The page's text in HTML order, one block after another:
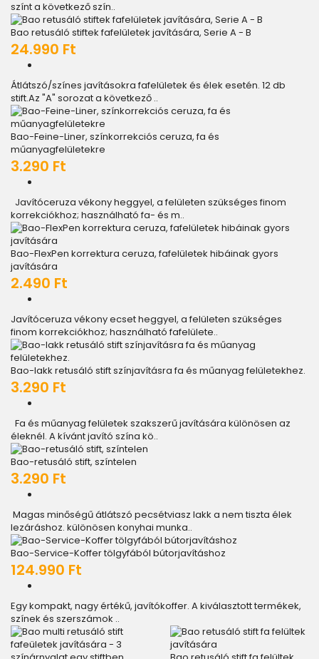
színt a következő szín..
Bao retusáló stiftek fafelületek javítására, Serie A - B
24.990 Ft
Átlátszó/színes javításokra fafelületek és élek esetén. 12 db
stift.Az "A" sorozat a következő ..
Bao-Feine-Liner, színkorrekciós ceruza, fa és
műanyagfelületekre
3.290 Ft
Javítóceruza vékony heggyel, a felületen szükséges finom
korrekciókhoz; használható fa- és m..
Bao-FlexPen korrektura ceruza, fafelületek hibáinak gyors
javítására
2.490 Ft
Javítóceruza vékony ecset heggyel, a felületen szükséges
finom korrekciókhoz; használható fafelülete..
Bao-lakk retusáló stift színjavításra fa és műanyag felületekhez.
3.290 Ft
Fa és műanyag felületek szakszerű javítására különösen az
éleknél. A kívánt javító szína kö..
Bao-retusáló stift, színtelen
3.290 Ft
Magas minőségű átlátszó pecsétviasz lakk a nem tiszta élek
lezáráshoz. különösen konyhai munka..
Bao-Service-Koffer tölgyfából bútorjavításhoz
124.990 Ft
Egy kompakt, nagy értékű, javítókoffer. A kiválasztott termékek,
színek és szerszámok ..